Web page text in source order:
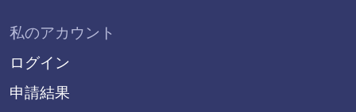
私のアカウント
ログイン
申請結果